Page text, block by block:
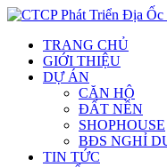
TRANG CHỦ
GIỚI THIỆU
DỰ ÁN
CĂN HỘ
ĐẤT NỀN
SHOPHOUSE
BĐS NGHỈ
TIN TỨC